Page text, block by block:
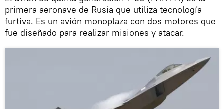
primera aeronave de Rusia que utiliza tecnología
furtiva. Es un avión monoplaza con dos motores que
fue diseñado para realizar misiones y atacar.